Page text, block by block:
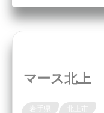
マース北上
岩手県